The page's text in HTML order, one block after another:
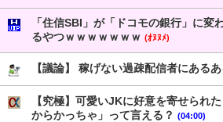
「住信SBI」が「ドコモの銀行」に変
るやつｗｗｗｗｗｗｗ (ｵﾇﾇﾒ)
【議論】 稼げない過疎配信者にある
【究極】可愛いJKに好意を寄せられ
からかっちゃ」って言える？ (04:00)